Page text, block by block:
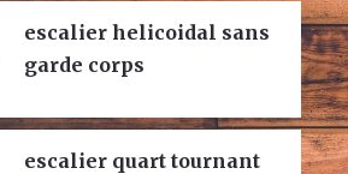
escalier helicoidal sans
garde corps
escalier quart tournant